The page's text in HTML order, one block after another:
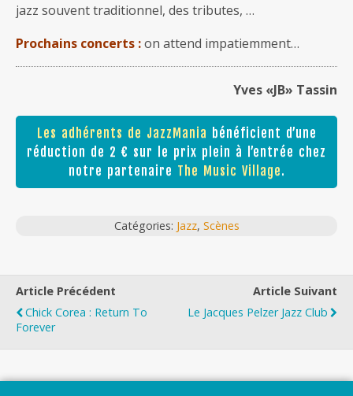
jazz souvent traditionnel, des tributes, …
Prochains concerts :on attend impatiemment…
Yves «JB» Tassin
Les adhérents de JazzMania bénéficient d’une
réduction de 2 € sur le prix plein à l’entrée chez
notre partenaire The Music Village.
Catégories: Jazz, Scènes
Article Précédent
Chick Corea : Return To
Forever
Article Suivant
Le Jacques Pelzer Jazz Club